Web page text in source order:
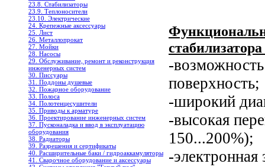
23.8. Стабилизаторы
23.9. Теплоносители
23.10. Электрические
24. Крепежные аксессуары
25. Лист
26. Металлопрокат
27. Мойки
28. Насосы
29. Обслуживание, ремонт и реконструкция
инженерных систем
30. Писсуары
31. Поддоны душевые
32. Пожарное оборудование
33. Полоса
34. Полотенцесушители
35. Приводы к арматуре
36. Проектирование инженерных систем
37. Пусконаладка и ввод в эксплуатацию
оборудования
38. Радиаторы
39. Разрешения и сертификаты
40. Расширительные баки / гидроаккамуляторы
41. Сварочное оборудование и аксессуары
-
поверхность;
-широкий
-высокая
150...200%);
-